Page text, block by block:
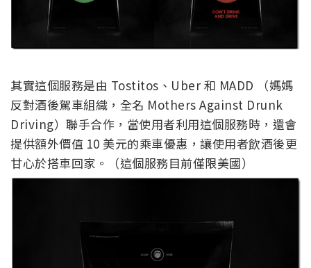
其實這個服務是由 Tostitos、Uber 和 MADD （媽媽
反對酒後駕車組織，全名 Mothers Against Drunk
Driving）聯手合作，當使用者利用這個服務時，還會
提供額外價值 10 美元的乘車優惠，讓使用者飲酒後更
甘心於搭車回家。（這個服務目前僅限美國）